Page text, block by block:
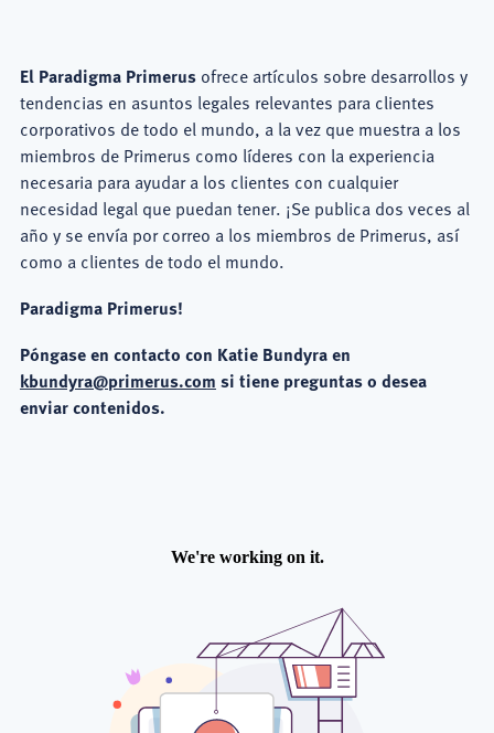
El Paradigma Primerus ofrece artículos sobre desarrollos y
tendencias en asuntos legales relevantes para clientes
corporativos de todo el mundo, a la vez que muestra a los
miembros de Primerus como líderes con la experiencia
necesaria para ayudar a los clientes con cualquier
necesidad legal que puedan tener. ¡Se publica dos veces al
año y se envía por correo a los miembros de Primerus, así
como a clientes de todo el mundo.
Paradigma Primerus!
Póngase en contacto con Katie Bundyra en
kbundyra@primerus.com si tiene preguntas o desea
enviar contenidos.